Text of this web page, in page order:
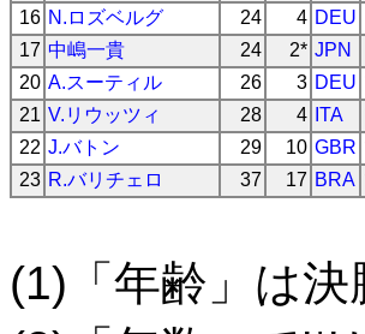
16 N.ロズベルグ 24 4 DEU
17 中嶋一貴 24 2* JPN
20 A.スーティル 26 3 DEU
21 V.リウッツィ 28 4 ITA
22 J.バトン 29 10 GBR
23 R.バリチェロ 37 17 BRA
(1)「年齢」は決